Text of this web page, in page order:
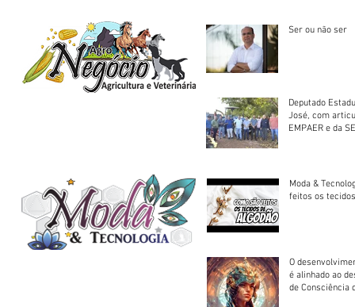
Ser ou não ser
Deputado
José, com
EMPAER e da
Moda &
feitos os
O
é alinhado ao
de Consciência